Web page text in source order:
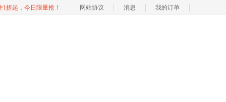
1折起，今日限量抢！ 网站协议 消息 我的订单